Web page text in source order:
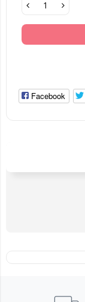
Facebook